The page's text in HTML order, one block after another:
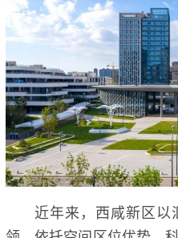
近年来，西咸新区以